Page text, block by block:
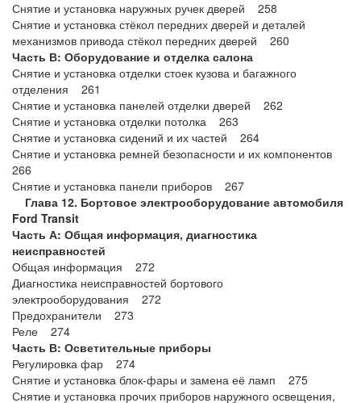
Снятие и установка наружных ручек дверей 258
Снятие и установка стёкол передних дверей и деталей
механизмов привода стёкол передних дверей 260
Часть В: Оборудование и отделка салона
Снятие и установка отделки стоек кузова и багажного
отделения 261
Снятие и установка панелей отделки дверей 262
Снятие и установка отделки потолка 263
Снятие и установка сидений и их частей 264
Снятие и установка ремней безопасности и их компонентов
266
Снятие и установка панели приборов 267
Глава 12. Бортовое электрооборудование автомобиля
Ford Transit
Часть А: Общая информация, диагностика
неисправностей
Общая информация 272
Диагностика неисправностей бортового
электрооборудования 272
Предохранители 273
Реле 274
Часть В: Осветительные приборы
Регулировка фар 274
Снятие и установка блок-фары и замена её ламп 275
Снятие и установка прочих приборов наружного освещения,